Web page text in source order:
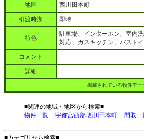
地区 西川田本町
引渡時期 即時
特色
駐車場、インターホン、室内
対応、ガスキッチン、バスト
コメント
詳細
掲載されている物件デ
■関連の地域・地区から検索■
物件一覧 -- 宇都宮西部 西川田本町 -- 間取一